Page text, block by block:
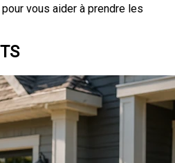
vous aider à prendre les